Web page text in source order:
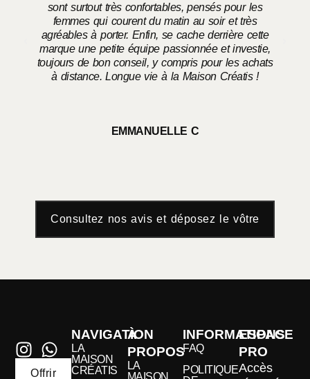
sont surtout très confortables, pensés pour les
femmes qui courent du matin au soir et très
agréables à porter. Enfin, se cache derrière cette
marque une petite équipe passionnée et investie,
toujours de bon conseil, y compris pour les achats
à distance. Longue vie à la Maison Créatis !
EMMANUELLE C
Consultez nos avis et déposez le vôtre
Offrir
NAVIGATION
LA
MAISON
CRÉATIS
À
PROPOS
LA
INFORMATIONS
FAQ
POLITIQUE
ESPACE
PRO
Accès